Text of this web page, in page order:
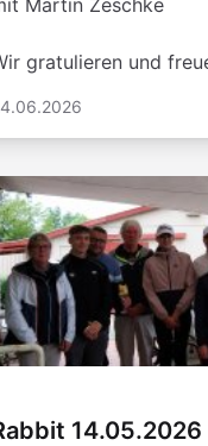
Martin Zeschke
gratulieren und
14.05.2026